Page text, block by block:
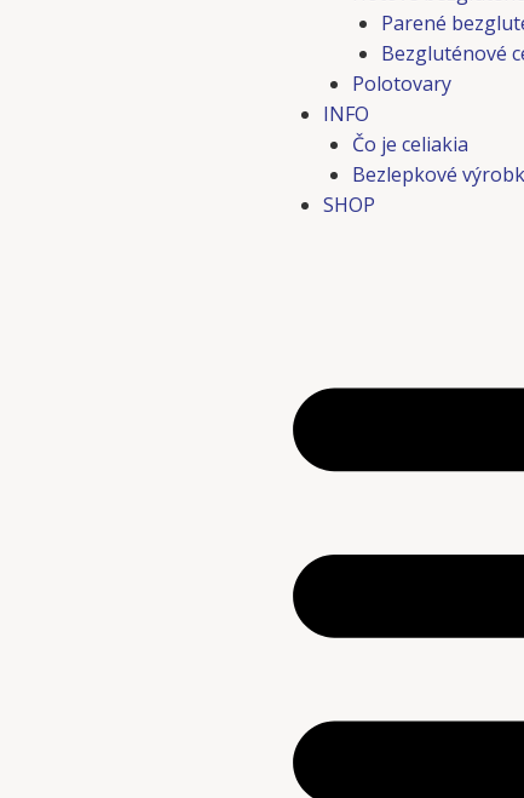
Parené
Bezgluténové
Polotovary
INFO
Čo je celiakia
Bezlepkové
SHOP